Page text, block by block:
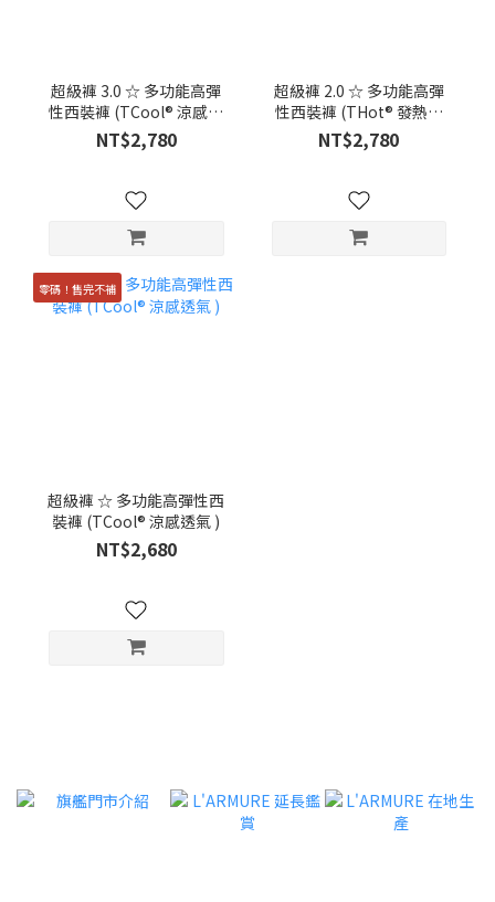
超級褲 3.0 ☆ 多功能高彈
性西裝褲 (TCool® 涼感透
氣 )
NT$2,780
超級褲 2.0 ☆ 多功能高彈
性西裝褲 (THot® 發熱保
暖)
NT$2,780
零碼！售完不補
超級褲 ☆ 多功能高彈性西
裝褲 (TCool® 涼感透氣 )
NT$2,680